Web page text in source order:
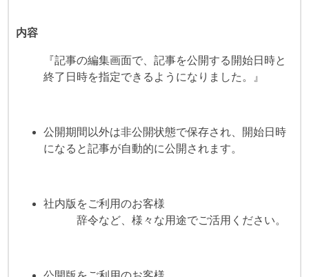
内容
『記事の編集画面で、記事を公開する開始日時と
終了日時を指定できるようになりました。』
公開期間以外は非公開状態で保存され、開始日時
になると記事が自動的に公開されます。
社内版をご利用のお客様
辞令など、様々な用途でご活用ください。